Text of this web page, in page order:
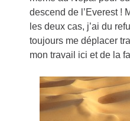
descend de l’Everest !
les deux cas, j’ai du
toujours me déplacer
mon travail ici et de la